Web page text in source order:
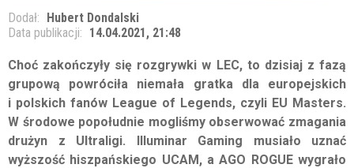
Dodał: Hubert Dondalski
Data publikacji: 14.04.2021, 21:48
Choć zakończyły się rozgrywki w LEC, to dzisiaj z fazą
grupową powróciła niemała gratka dla europejskich
i polskich fanów League of Legends, czyli EU Masters.
W środowe popołudnie mogliśmy obserwować zmagania
drużyn z Ultraligi. Illuminar Gaming musiało uznać
wyższość hiszpańskiego UCAM, a AGO ROGUE wygrało